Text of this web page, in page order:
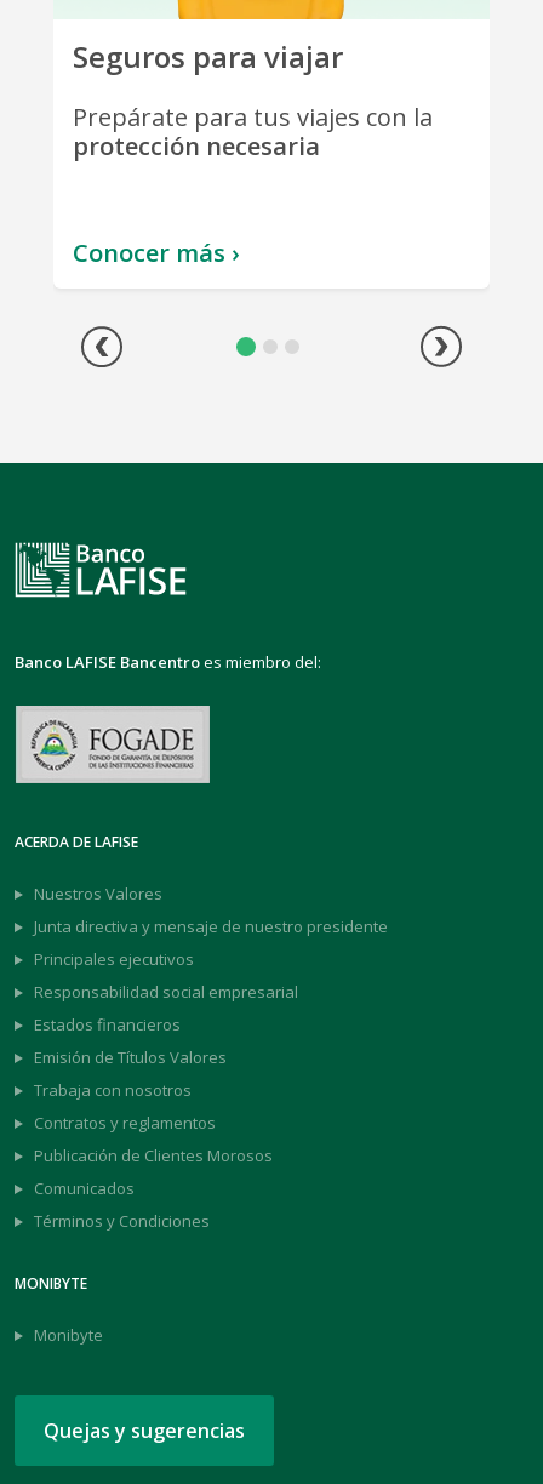
Seguros para viajar
Prepárate para tus viajes con la
protección necesaria
Conocer más ›
Banco LAFISE Bancentroes miembro del:
ACERDA DE LAFISE
Nuestros Valores
Junta directiva y mensaje de nuestro presidente
Principales ejecutivos
Responsabilidad social empresarial
Estados financieros
Emisión de Títulos Valores
Trabaja con nosotros
Contratos y reglamentos
Publicación de Clientes Morosos
Comunicados
Términos y Condiciones
MONIBYTE
Monibyte
Quejas y sugerencias